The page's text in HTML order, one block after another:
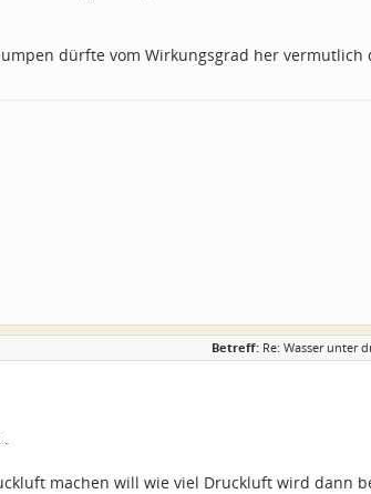
dürfte vom Wirkungsgrad her vermutlich
Betreff: Re: Wasser unter
machen will wie viel Druckluft wird dann